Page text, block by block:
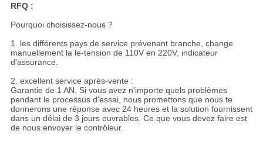
RFQ :
Pourquoi choisissez-nous ?
1. les différents pays de service prévenant branche, change
manuellement la le-tension de 110V en 220V, indicateur
d'assurance.
2. excellent service après-vente :
Garantie de 1 AN. Si vous avez n'importe quels problèmes
pendant le processus d'essai, nous promettons que nous te
donnerons une réponse avec 24 heures et la solution fournissent
dans un délai de 3 jours ouvrables. Ce que vous devez faire est
de nous envoyer le contrôleur.